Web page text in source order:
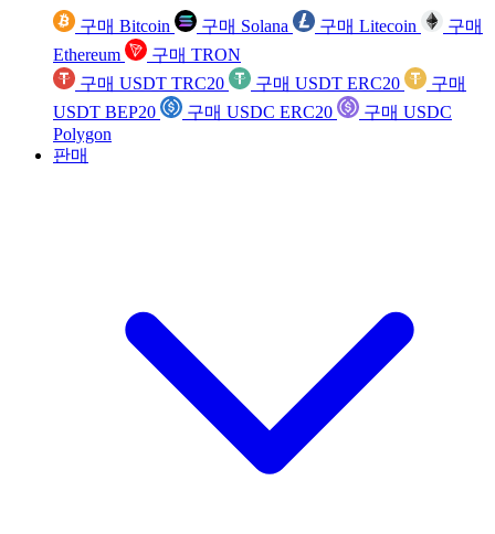
구매 Bitcoin 구매 Solana 구매 Litecoin
구매
Ethereum
구매 TRON
구매 USDT TRC20
구매 USDT ERC20
구매
USDT BEP20
구매 USDC ERC20
구매 USDC
Polygon
판매